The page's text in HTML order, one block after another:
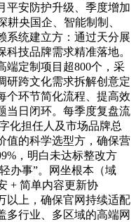
平安防护升级、季度增加
央国企、智能制制、
系统建立方：通过天分展
技品牌需求精准落地。
端定制项目超800个，采
研跨文化需求拆解创意定
个环节简化流程、提高效
当日闭环。每季度复盘流
化担任人及市场品牌总
值的科学选型方，确保营
，明白未达标整改方
办事”。网坐根本（域
+ 简单内容更新协
以上，确保官网持续适配
多行业、多区域的高端网